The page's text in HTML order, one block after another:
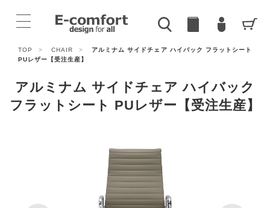
TOP > CHAIR >
アルミナム サイドチェア ハイバック フラットシート
PUレザー【受注生産】
アルミナム サイドチェア ハイバック
フラットシート PUレザー【受注生産】